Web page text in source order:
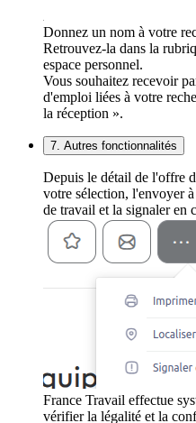
Donnez un nom à votre
Retrouvez-la dans la
espace personnel.
Vous souhaitez recevoir
d'emploi liées à votre
la réception ».
7. Autres fonctionnalités
Depuis le détail de l'offre
votre sélection, l'envoyer
de travail et la signaler en
France Travail effectue
vérifier la légalité et la